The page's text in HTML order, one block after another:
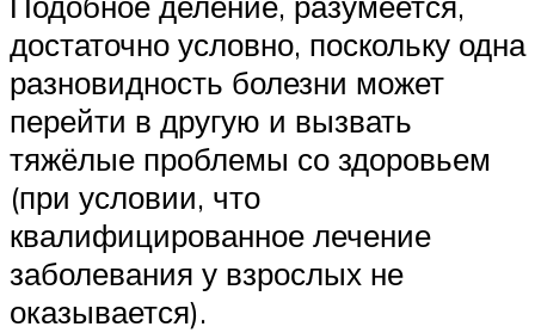
достаточно условно, поскольку одна
разновидность болезни может
перейти в другую и вызвать
тяжёлые проблемы со здоровьем
(при условии, что
квалифицированное лечение
заболевания у взрослых не
оказывается).